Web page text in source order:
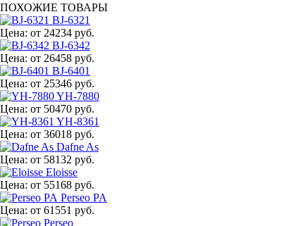
ПОХОЖИЕ ТОВАРЫ
BJ-6321
Цена: от 24234 руб.
BJ-6342
Цена: от 26458 руб.
BJ-6401
Цена: от 25346 руб.
YH-7880
Цена: от 50470 руб.
YH-8361
Цена: от 36018 руб.
Dafne As
Цена: от 58132 руб.
Eloisse
Цена: от 55168 руб.
Perseo PA
Цена: от 61551 руб.
Perseo